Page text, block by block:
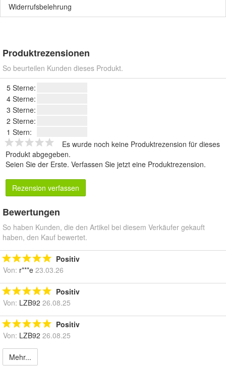
Widerrufsbelehrung
Produktrezensionen
So beurteilen Kunden dieses Produkt.
5 Sterne:
4 Sterne:
3 Sterne:
2 Sterne:
1 Stern:
Es wurde noch keine Produktrezension für dieses
Produkt abgegeben.
Seien Sie der Erste. Verfassen Sie jetzt eine Produktrezension.
Rezension verfassen
Bewertungen
So haben Kunden, die den Artikel bei diesem Verkäufer gekauft
haben, den Kauf bewertet.
Positiv
Von: r***e 23.03.26
Positiv
Von: LZB92 26.08.25
Positiv
Von: LZB92 26.08.25
Mehr...